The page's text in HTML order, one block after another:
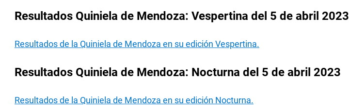
Resultados Quiniela de Mendoza: Vespertina del 5 de abril 2023
Resultados de la Quiniela de Mendoza en su edición Vespertina.
Resultados Quiniela de Mendoza: Nocturna del 5 de abril 2023
Resultados de la Quiniela de Mendoza en su edición Nocturna.